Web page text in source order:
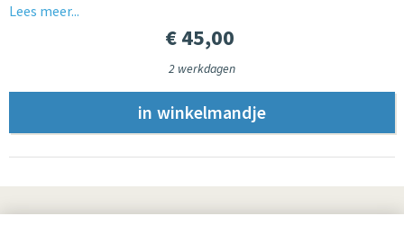
Lees meer...
€ 45,00
2 werkdagen